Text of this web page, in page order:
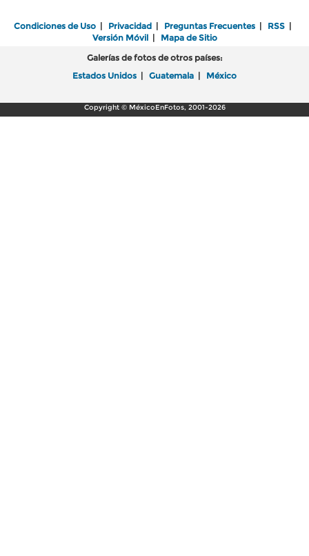
Condiciones de Uso | Privacidad | Preguntas Frecuentes | RSS |
Versión Móvil| Mapa de Sitio
Galerías de fotos de otros países:
Estados Unidos | Guatemala | México
Copyright © MéxicoEnFotos, 2001-2026